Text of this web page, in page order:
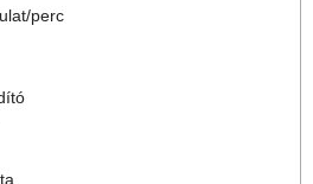
perc